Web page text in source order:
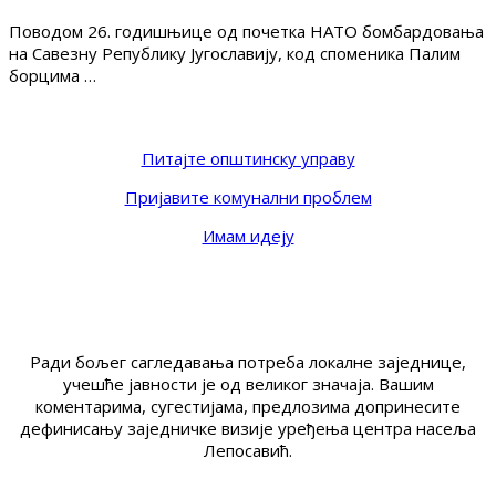
Поводом 26. годишњице од почетка НАТО бомбардовања
на Савезну Републику Југославију, код споменика Палим
борцима …
Питајте општинску управу
Пријавите комунални проблем
Имам идеју
Ради бољег сагледавања потреба локалне заједнице,
учешће јавности је од великог значаја. Вашим
коментарима, сугестијама, предлозима допринесите
дефинисању заједничке визије уређења центра насеља
Лепосавић.